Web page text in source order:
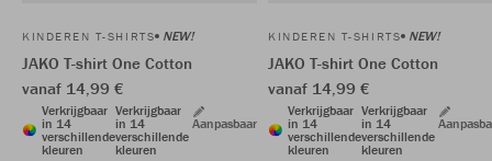
KINDEREN T-SHIRTS NEW!
JAKO T-shirt One Cotton
vanaf 14,99 €
Verkrijgbaar
in 14
verschillende
kleuren
Verkrijgbaar
in 14
verschillende
kleuren
Aanpasbaar
KINDEREN T-SHIRTS NEW!
JAKO T-shirt One Cotton
vanaf 14,99 €
Verkrijgbaar
in 14
verschillende
kleuren
Verkrijgbaar
in 14
verschillende
kleuren